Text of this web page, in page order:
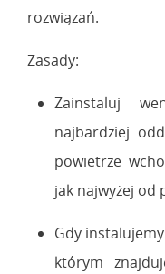
rozwiązań.
Zasady:
Zainstaluj
najbardziej
powietrze
jak najwyżej od
Gdy
którym